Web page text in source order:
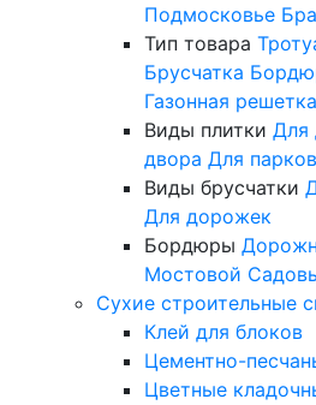
Подмосковье
Тип товара
Брусчатка
Газонная решетка
Виды плитки Для
двора Для
Виды брусчатки
Для дорожек
Бордюры
Мостовой
Сухие строительные
Клей для блоков
Цементно-
Цветные